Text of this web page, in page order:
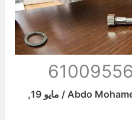
Abdo
/
مايو 19,